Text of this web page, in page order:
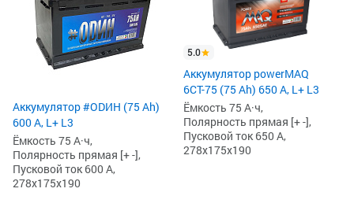
Аккумулятор #ODИH (75 Ah)
600 А, L+ L3
Ёмкость 75 А·ч,
Полярность прямая [+ -],
Пусковой ток 600 А,
278x175x190
5.0
Аккумулятор powerMAQ
6СТ-75 (75 Ah) 650 А, L+ L3
Ёмкость 75 А·ч,
Полярность прямая [+ -],
Пусковой ток 650 А,
278x175x190